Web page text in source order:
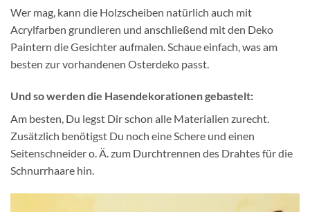
Wer mag, kann die Holzscheiben natürlich auch mit
Acrylfarben grundieren und anschließend mit den Deko
Paintern die Gesichter aufmalen. Schaue einfach, was am
besten zur vorhandenen Osterdeko passt.
Und so werden die Hasendekorationen gebastelt:
Am besten, Du legst Dir schon alle Materialien zurecht.
Zusätzlich benötigst Du noch eine Schere und einen
Seitenschneider o. Ä. zum Durchtrennen des Drahtes für die
Schnurrhaare hin.